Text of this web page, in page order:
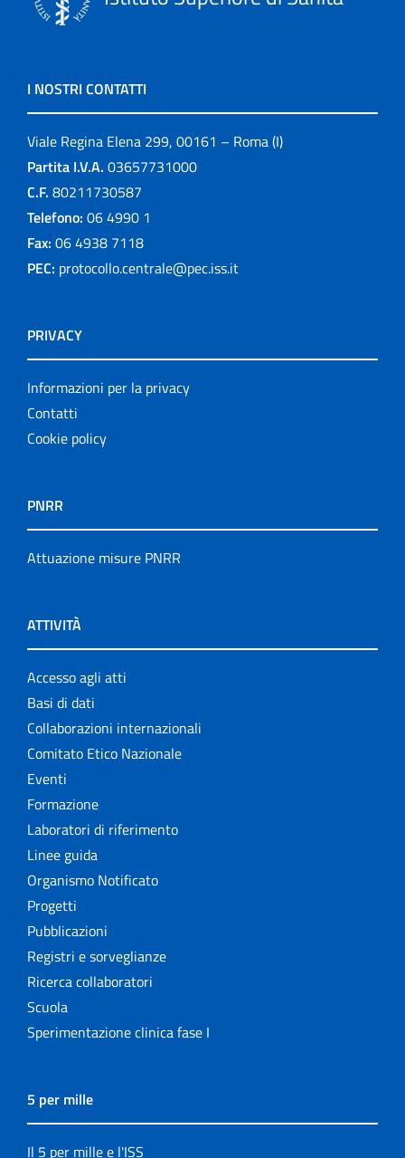
I NOSTRI CONTATTI
Viale Regina Elena 299, 00161 – Roma (I)
Partita I.V.A. 03657731000
C.F. 80211730587
Telefono: 06 4990 1
Fax: 06 4938 7118
PEC: protocollo.centrale@pec.iss.it
PRIVACY
Informazioni per la privacy
Contatti
Cookie policy
PNRR
Attuazione misure PNRR
ATTIVITÀ
Accesso agli atti
Basi di dati
Collaborazioni internazionali
Comitato Etico Nazionale
Eventi
Formazione
Laboratori di riferimento
Linee guida
Organismo Notificato
Progetti
Pubblicazioni
Registri e sorveglianze
Ricerca collaboratori
Scuola
Sperimentazione clinica fase I
5 per mille
Il 5 per mille e l'ISS